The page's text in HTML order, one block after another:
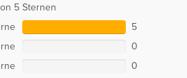
5 Sternen
5
0
0